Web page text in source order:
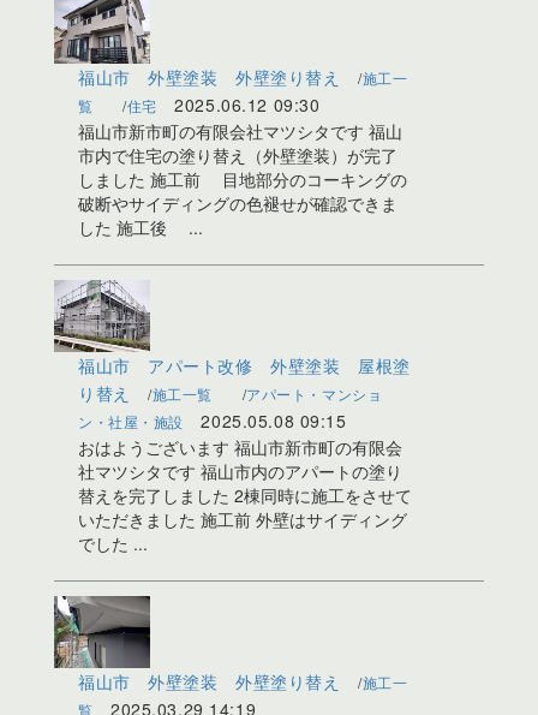
福山市 外壁塗装 外壁塗り替え
施工一
覧
住宅
2025.06.12 09:30
福山市新市町の有限会社マツシタです 福山
市内で住宅の塗り替え（外壁塗装）が完了
しました 施工前 目地部分のコーキングの
破断やサイディングの色褪せが確認できま
した 施工後 ...
福山市 アパート改修 外壁塗装 屋根塗
り替え
施工一覧
アパート・マンショ
ン・社屋・施設
2025.05.08 09:15
おはようございます 福山市新市町の有限会
社マツシタです 福山市内のアパートの塗り
替えを完了しました 2棟同時に施工をさせて
いただきました 施工前 外壁はサイディング
でした ...
福山市 外壁塗装 外壁塗り替え
施工一
覧
2025.03.29 14:19